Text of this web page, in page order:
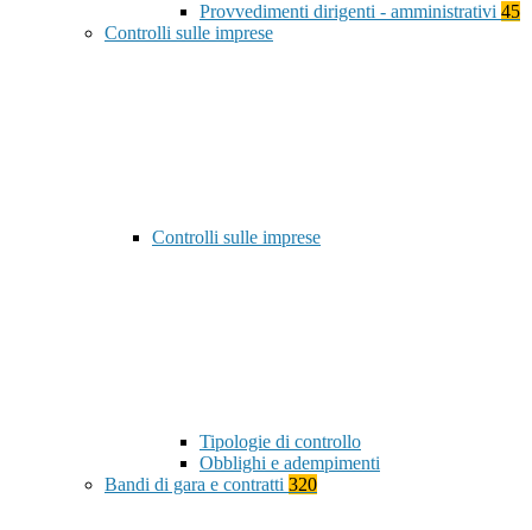
Provvedimenti dirigenti - amministrativi 45
Controlli sulle imprese
Controlli sulle imprese
Tipologie di controllo
Obblighi e adempimenti
Bandi di gara e contratti 320